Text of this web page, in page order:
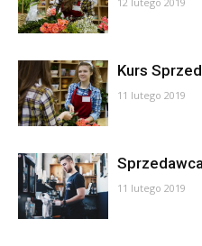
Kurs
11 lutego 2019
11 lutego 2019